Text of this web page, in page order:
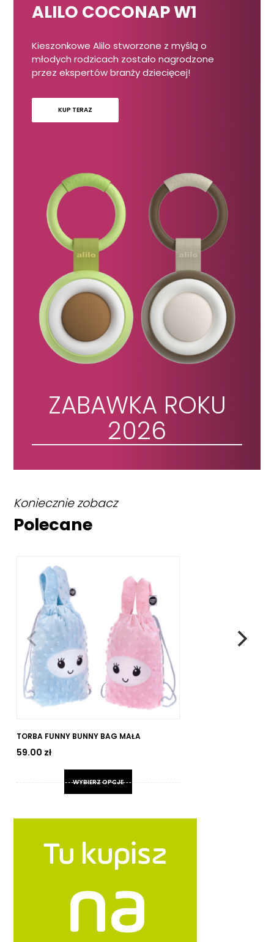
ALILO COCONAP W1
Kieszonkowe Alilo stworzone z myślą o
młodych rodzicach zostało nagrodzone
przez ekspertów branży dziecięcej!
KUP TERAZ
ZABAWKA ROKU
2026
Koniecznie zobacz
Polecane
TORBA FUNNY BUNNY BAG MAŁA
59.00 zł
WYBIERZ OPCJE
wariantów.
Opcje
można
wybrać
stronie